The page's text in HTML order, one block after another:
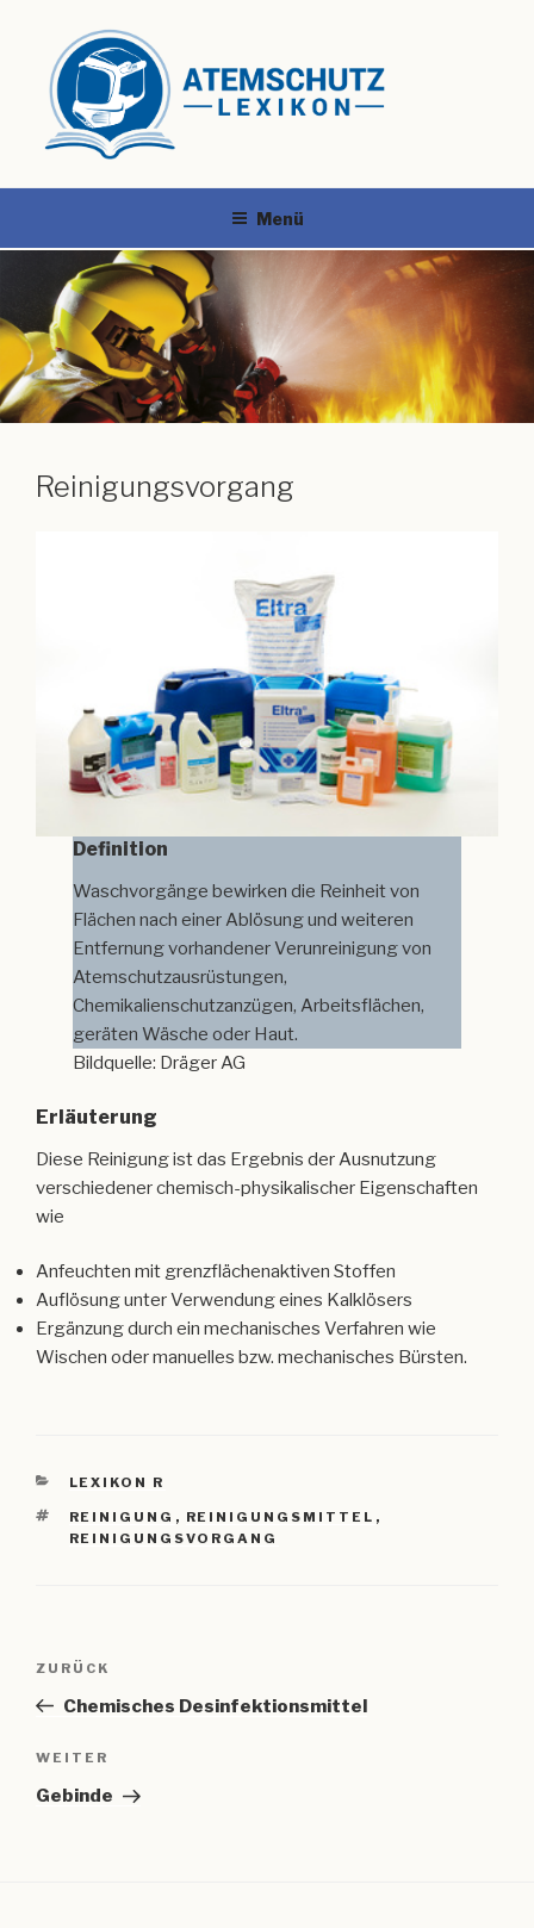
Menü
Reinigungsvorgang
Definition
Waschvorgänge bewirken die Reinheit von
Flächen nach einer Ablösung und weiteren
Entfernung vorhandener Verunreinigung von
Atemschutzausrüstungen,
Chemikalienschutzanzügen, Arbeitsflächen,
geräten Wäsche oder Haut.
Bildquelle: Dräger AG
Erläuterung
Diese Reinigung ist das Ergebnis der Ausnutzung
verschiedener chemisch-physikalischer Eigenschaften
wie
Anfeuchten mit grenzflächenaktiven Stoffen
Auflösung unter Verwendung eines Kalklösers
Ergänzung durch ein mechanisches Verfahren wie
Wischen oder manuelles bzw. mechanisches Bürsten.
KATEGORIEN
LEXIKON R
SCHLAGWÖRTER
REINIGUNG , REINIGUNGSMITTEL ,
REINIGUNGSVORGANG
Beitragsnavigation
Vorheriger
Beitrag
ZURÜCK
Chemisches Desinfektionsmittel
Nächster
Beitrag
WEITER
Gebinde